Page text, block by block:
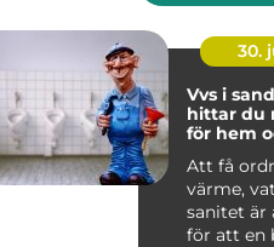
30.
Vvs i
hittar du
för hem
Att få
värme,
sanitet är
för att en